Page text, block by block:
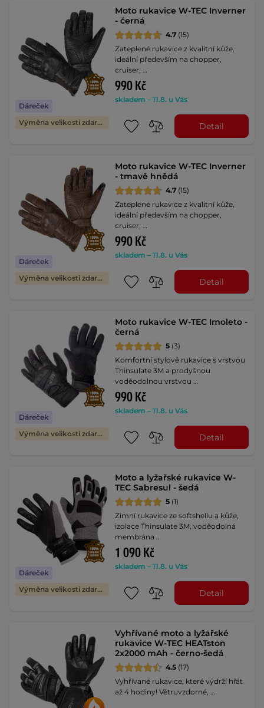
Dáreček
Výměna velikosti zdarma
Moto rukavice W-TEC Inverner
- černá
4.7 (15)
Zateplené rukavice z kvalitní kůže,
ideální především na chopper,
cruiser, …
990 Kč
skladem – 11.8. u Vás
Detail
Dáreček
Výměna velikosti zdarma
Moto rukavice W-TEC Inverner
- tmavě hnědá
4.7 (15)
Zateplené rukavice z kvalitní kůže,
ideální především na chopper,
cruiser, …
990 Kč
skladem – 11.8. u Vás
Detail
Dáreček
Výměna velikosti zdarma
Moto rukavice W-TEC Imoleto -
černá
5 (3)
Komfortní stylové rukavice s vrstvou
Thinsulate 3M a prodyšnou
voděodolnou vrstvou …
990 Kč
skladem – 11.8. u Vás
Detail
Dáreček
Výměna velikosti zdarma
Moto a lyžařské rukavice W-
TEC Sabresul - šedá
5 (1)
Zimní rukavice ze softshellu a kůže,
izolace Thinsulate 3M, voděodolná
membrána …
1 090 Kč
skladem – 11.8. u Vás
Detail
Vyhřívané moto a lyžařské
rukavice W-TEC HEATston
2x2000 mAh - černo-šedá
4.5 (17)
Vyhřívané rukavice, které výdrží hřát
až 4 hodiny! Větruvzdorné, …